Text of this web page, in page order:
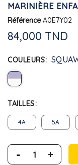
MARINIÈRE
Référence A0E7Y02
84,000 TND
COULEURS
TAILLES
4A 5A
- +